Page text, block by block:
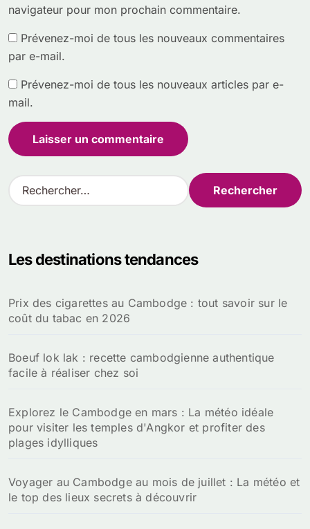
navigateur pour mon prochain commentaire.
Prévenez-moi de tous les nouveaux commentaires
par e-mail.
Prévenez-moi de tous les nouveaux articles par e-
mail.
R
e
r
e
r
Les destinations tendances
Prix des cigarettes au Cambodge : tout savoir sur le
coût du tabac en 2026
Boeuf lok lak : recette cambodgienne authentique
facile à réaliser chez soi
Explorez le Cambodge en mars : La météo idéale
pour visiter les temples d'Angkor et profiter des
plages idylliques
Voyager au Cambodge au mois de juillet : La météo et
le top des lieux secrets à découvrir